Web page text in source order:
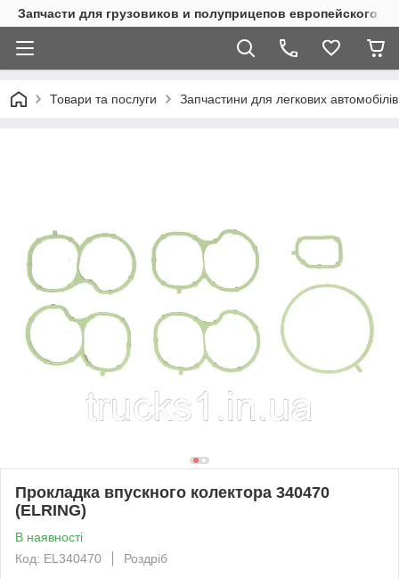
Запчасти для грузовиков и полуприцепов европейского
Товари та послуги Запчастини для легкових автомобілів
Прокладка впускного колектора 340470
(ELRING)
В наявності
Код: EL340470
Роздріб